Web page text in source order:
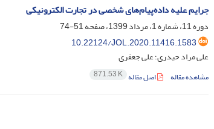
جرایم علیه داده‌پیام‌های شخصی در تجارت الکترونیکی
دوره 11، شماره 1، مرداد 1399، صفحه
51-74
10.22124/JOL.2020.11416.1583
علی مراد حیدری؛ علی جعفری
مشاهده مقاله اصل مقاله 871.53 K